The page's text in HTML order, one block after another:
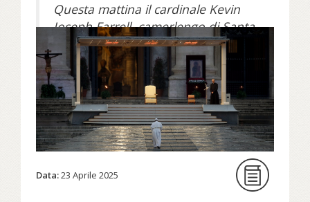
Questa mattina il cardinale Kevin
Joseph Farrell, camerlengo di Santa
Romana Chiesa, ha annunciato con
dolore la morte di Papa Francesco,
con queste parole: "Carissimi fratelli
e sorelle, con profondo dolore devo
annunciare la morte di nostro Santo
Padre Francesco. Alle ore 7:35 di
questa mattina il Vescovo di Roma,
Francesco, è tornato alla casa del
Padre.
Data:23 Aprile 2025